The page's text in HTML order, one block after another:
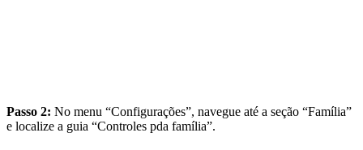
Passo 2: No menu “Configurações”, navegue até a seção “Família”
e localize a guia “Controles pda família”.